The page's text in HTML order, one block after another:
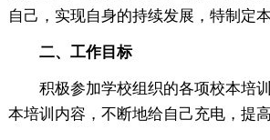
自己，实现自身的持续发展，特制定本
二、工作目标
积极参加学校组织的各项校本培训
本培训内容，不断地给自己充电，提